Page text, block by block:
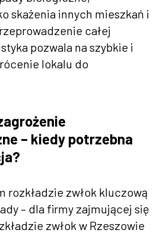
skażenia innych mieszkań i
całej
pozwala na szybkie i
lokalu do
– kiedy potrzebna
rozkładzie zwłok kluczową
– dla firmy zajmującej się
zwłok w Rzeszowie